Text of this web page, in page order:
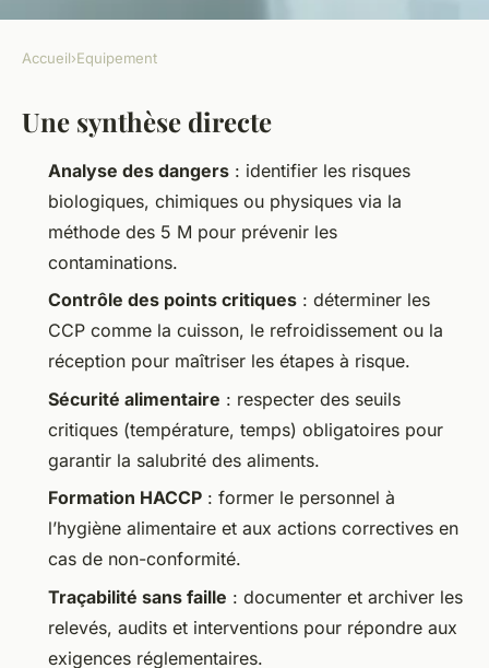
EQUIPEMENT
HACCP : les 7 principes que
tout restaurateur doit
connaître
16/06/2026 07:31
Accueil›Equipement
Une synthèse directe
Analyse des dangers : identifier les risques
biologiques, chimiques ou physiques via la
méthode des 5 M pour prévenir les
contaminations.
Contrôle des points critiques : déterminer les
CCP comme la cuisson, le refroidissement ou la
réception pour maîtriser les étapes à risque.
Sécurité alimentaire : respecter des seuils
critiques (température, temps) obligatoires pour
garantir la salubrité des aliments.
Formation HACCP : former le personnel à
l’hygiène alimentaire et aux actions correctives en
cas de non-conformité.
Traçabilité sans faille : documenter et archiver les
relevés, audits et interventions pour répondre aux
exigences réglementaires.